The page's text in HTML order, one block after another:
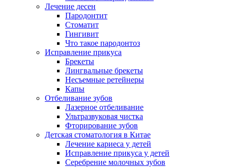
Лечение десен
Пародонтит
Стоматит
Гингивит
Что такое пародонтоз
Исправление прикуса
Брекеты
Лингвальные брекеты
Несъемные ретейнеры
Капы
Отбеливание зубов
Лазерное отбеливание
Ультразвуковая чистка
Фторирование зубов
Детская стоматология в Китае
Лечение кариеса у детей
Исправление прикуса у детей
Серебрение молочных зубов